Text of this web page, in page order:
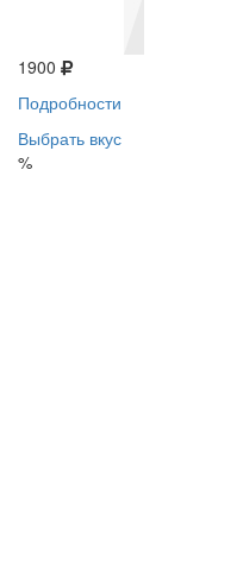
1900
Подробности
Выбрать вкус
%